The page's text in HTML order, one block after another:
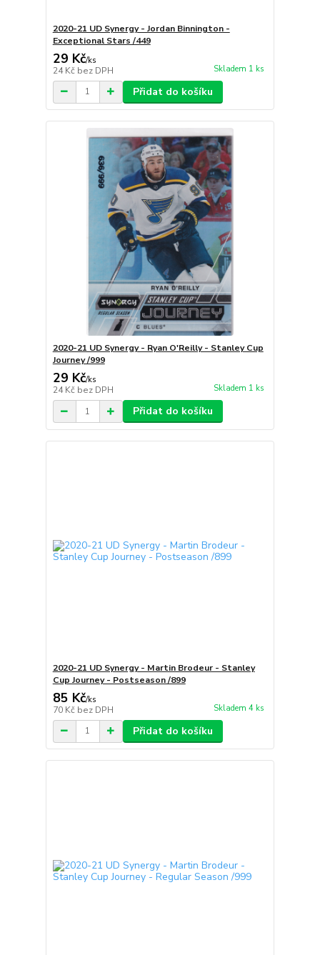
2020-21 UD Synergy - Jordan Binnington -
Exceptional Stars /449
29 Kč/ks
24 Kč bez DPH Skladem 1 ks
Přidat do košíku
2020-21 UD Synergy - Ryan O'Reilly - Stanley Cup
Journey /999
29 Kč/ks
24 Kč bez DPH Skladem 1 ks
Přidat do košíku
2020-21 UD Synergy - Martin Brodeur - Stanley
Cup Journey - Postseason /899
85 Kč/ks
70 Kč bez DPH Skladem 4 ks
Přidat do košíku